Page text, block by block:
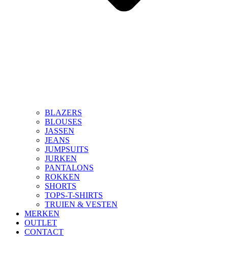
BLAZERS
BLOUSES
JASSEN
JEANS
JUMPSUITS
JURKEN
PANTALONS
ROKKEN
SHORTS
TOPS-T-SHIRTS
TRUIEN & VESTEN
MERKEN
OUTLET
CONTACT